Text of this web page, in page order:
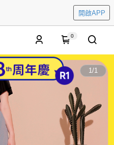
開啟APP
0
1/1